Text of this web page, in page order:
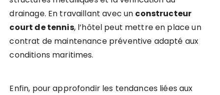
drainage. En travaillant avec un constructeur
court de tennis, l’hôtel peut mettre en place un
contrat de maintenance préventive adapté aux
conditions maritimes.
Enfin, pour approfondir les tendances liées aux